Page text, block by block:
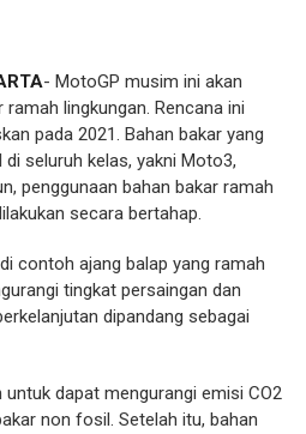
- MotoGP musim ini akan
lingkungan. Rencana ini
pada 2021. Bahan bakar yang
seluruh kelas, yakni Moto3,
penggunaan bahan bakar ramah
secara bertahap.
contoh ajang balap yang ramah
tingkat persaingan dan
dipandang sebagai
dapat mengurangi emisi CO2
non fosil. Setelah itu, bahan